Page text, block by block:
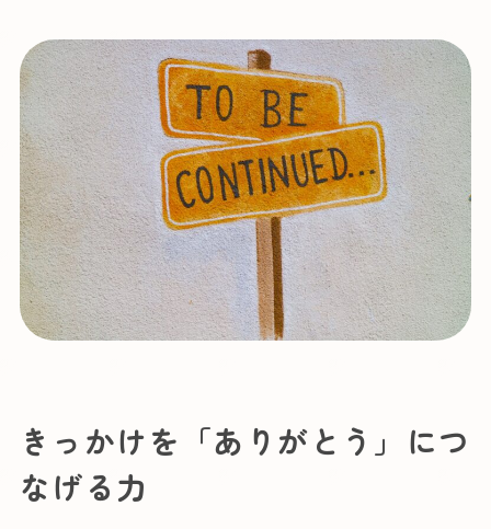
きっかけを「ありがとう」につ
なげる力